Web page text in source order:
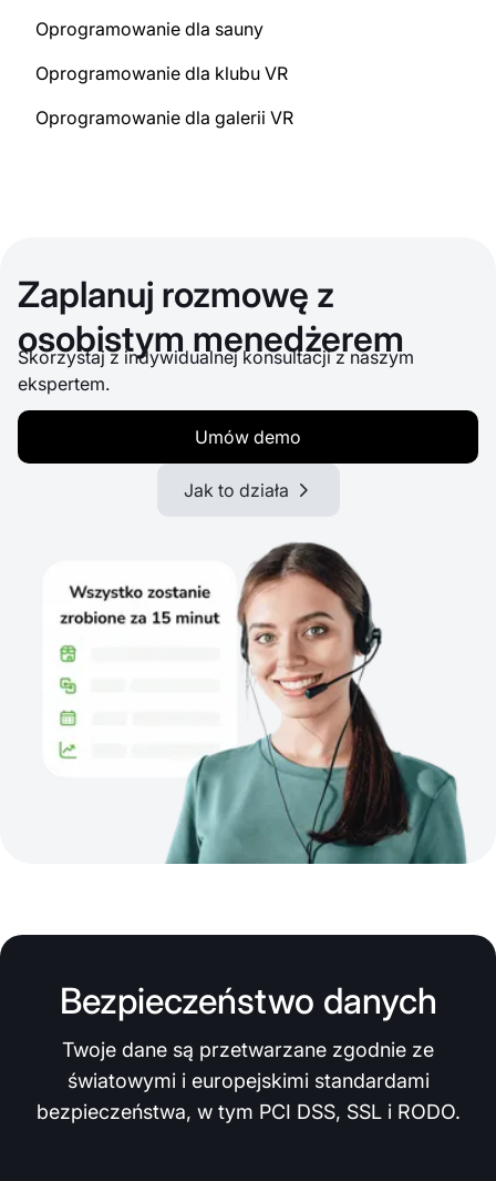
Oprogramowanie dla sauny
Oprogramowanie dla klubu VR
Oprogramowanie dla galerii VR
Zaplanuj rozmowę z
osobistym menedżerem
Skorzystaj z indywidualnej konsultacji z naszym
ekspertem.
Umów demo
Jak to działa
Bezpieczeństwo danych
Twoje dane są przetwarzane zgodnie ze
światowymi i europejskimi standardami
bezpieczeństwa, w tym PCI DSS, SSL i RODO.